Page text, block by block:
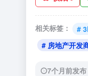
相关标签： #
# 房地产开发
7个月前发布